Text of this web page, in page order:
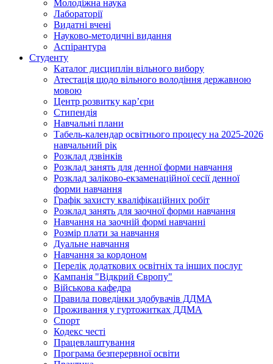
Молодіжна наука
Лабораторії
Видатні вчені
Науково-методичні видання
Аспірантура
Студенту
Каталог дисциплін вільного вибору
Атестація щодо вільного володіння державною
мовою
Центр розвитку кар’єри
Стипендія
Навчальні плани
Табель-календар освітнього процесу на 2025-2026
навчальний рік
Розклад дзвінків
Розклад занять для денної форми навчання
Розклад заліково-екзаменаційної сесії денної
форми навчання
Графік захисту кваліфікаційних робіт
Розклад занять для заочної форми навчання
Навчання на заочній формі навчанні
Розмір плати за навчання
Дуальне навчання
Навчання за кордоном
Перелік додаткових освітніх та інших послуг
Кампанія "Відкрий Європу"
Військова кафедра
Правила поведінки здобувачів ДДМА
Проживання у гуртожитках ДДМА
Спорт
Кодекс честі
Працевлаштування
Програма безперервної освіти